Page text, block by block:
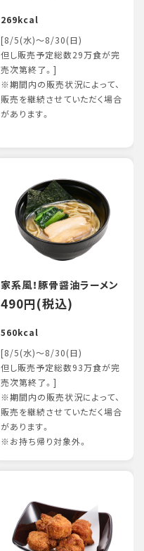
269kcal
[8/5(水)～8/30(日)
但し販売予定総数29万食が完
売次第終了。]
※期間内の販売状況によって、
販売を継続させていただく場合
があります。
家系風！豚骨醤油ラーメン
490円(税込)
560kcal
[8/5(水)～8/30(日)
但し販売予定総数93万食が完
売次第終了。]
※期間内の販売状況によって、
販売を継続させていただく場合
があります。
※お持ち帰り対象外。